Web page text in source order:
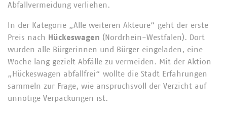
Abfallvermeidung verliehen.
In der Kategorie „Alle weiteren Akteure“ geht der erste
Preis nach
Hückeswagen (Nordrhein-Westfalen). Dort
wurden alle Bürgerinnen und Bürger eingeladen, eine
Woche lang gezielt Abfälle zu vermeiden. Mit der Aktion
„Hückeswagen abfallfrei“ wollte die Stadt Erfahrungen
sammeln zur Frage, wie anspruchsvoll der Verzicht auf
unnötige Verpackungen ist.